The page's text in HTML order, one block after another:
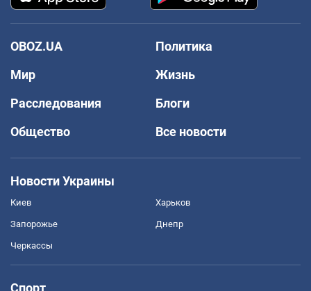
OBOZ.UA
Политика
Мир
Жизнь
Расследования
Блоги
Общество
Все новости
Новости Украины
Киев Харьков
Запорожье Днепр
Черкассы
Спорт